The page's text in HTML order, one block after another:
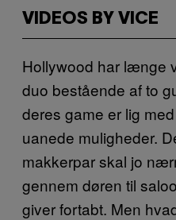
VIDEOS BY VICE
Hollywood har længe
duo bestående af to
deres game er lig
uanede muligheder.
makkerpar skal jo
gennem døren til
giver fortabt. Men